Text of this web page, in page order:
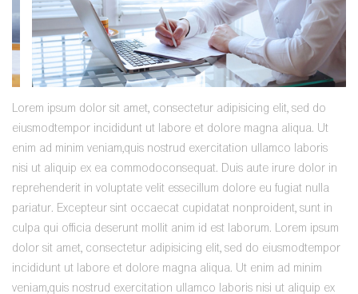
Lorem ipsum dolor sit amet, consectetur adipisicing elit, sed do
eiusmodtempor incididunt ut labore et dolore magna aliqua. Ut
enim ad minim veniam,quis nostrud exercitation ullamco laboris
nisi ut aliquip ex ea commodoconsequat. Duis aute irure dolor in
reprehenderit in voluptate velit essecillum dolore eu fugiat nulla
pariatur. Excepteur sint occaecat cupidatat nonproident, sunt in
culpa qui officia deserunt mollit anim id est laborum. Lorem ipsum
dolor sit amet, consectetur adipisicing elit, sed do eiusmodtempor
incididunt ut labore et dolore magna aliqua. Ut enim ad minim
veniam,quis nostrud exercitation ullamco laboris nisi ut aliquip ex